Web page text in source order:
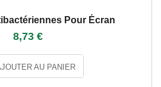
Pour Écran
8,73 €
AU PANIER